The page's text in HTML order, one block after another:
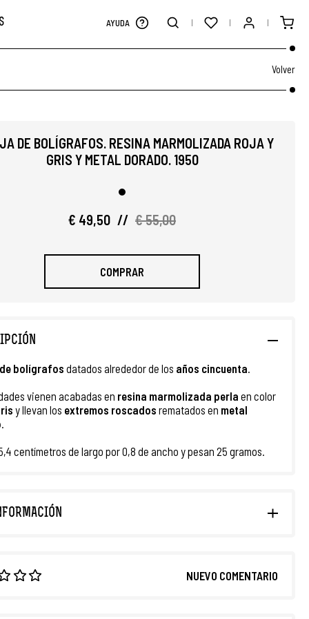
AYUDA
Volver
DE BOLÍGRAFOS. RESINA MARMOLIZADA ROJA Y
GRIS Y METAL DORADO. 1950
€ 49,50 // € 55,00
COMPRAR
bolígrafos datados alrededor de los años cincuenta.
vienen acabadas en resina marmolizada perla en color
y llevan los extremos roscados rematados en metal
.
centímetros de largo por 0,8 de ancho y pesan 25 gramos.
NUEVO COMENTARIO